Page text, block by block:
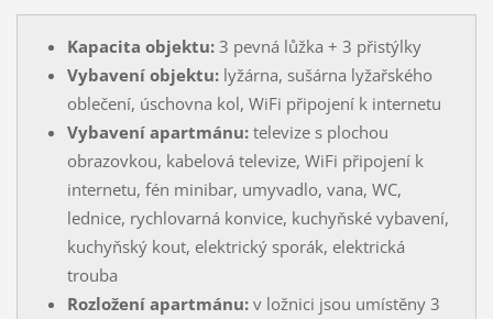
Kapacita objektu:3 pevná lůžka + 3 přistýlky
Vybavení objektu: lyžárna, sušárna lyžařského
oblečení, úschovna kol, WiFi připojení k internetu
Vybavení apartmánu: televize s plochou
obrazovkou, kabelová televize, WiFi připojení k
internetu, fén minibar, umyvadlo, vana, WC,
lednice, rychlovarná konvice, kuchyňské vybavení,
kuchyňský kout, elektrický sporák, elektrická
trouba
Rozložení apartmánu: v ložnici jsou umístěny 3